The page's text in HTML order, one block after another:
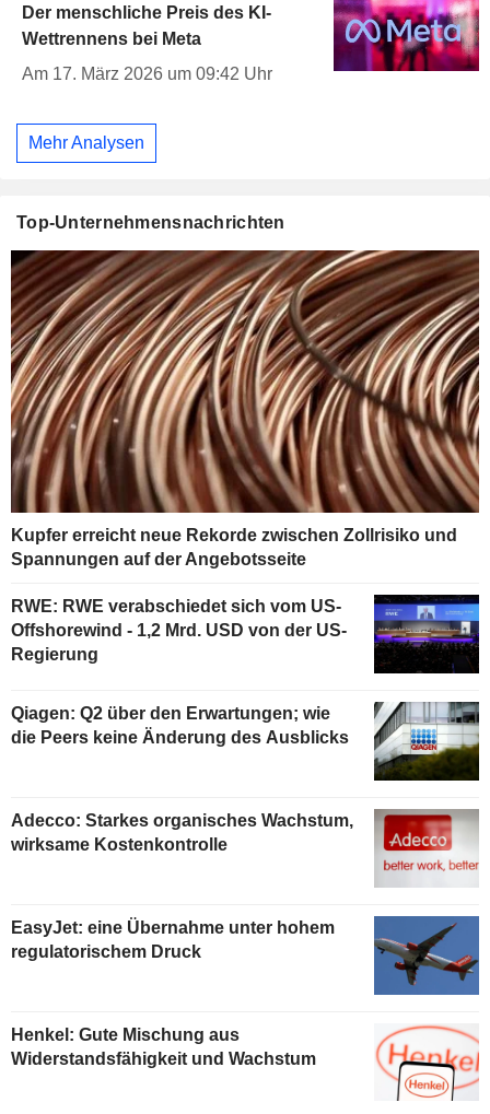
Der menschliche Preis des KI-
Wettrennens bei Meta
Am 17. März 2026 um 09:42 Uhr
Mehr Analysen
Top-Unternehmensnachrichten
Kupfer erreicht neue Rekorde zwischen Zollrisiko und
Spannungen auf der Angebotsseite
RWE: RWE verabschiedet sich vom US-
Offshorewind - 1,2 Mrd. USD von der US-
Regierung
Qiagen: Q2 über den Erwartungen; wie
die Peers keine Änderung des Ausblicks
Adecco: Starkes organisches Wachstum,
wirksame Kostenkontrolle
EasyJet: eine Übernahme unter hohem
regulatorischem Druck
Henkel: Gute Mischung aus
Widerstandsfähigkeit und Wachstum